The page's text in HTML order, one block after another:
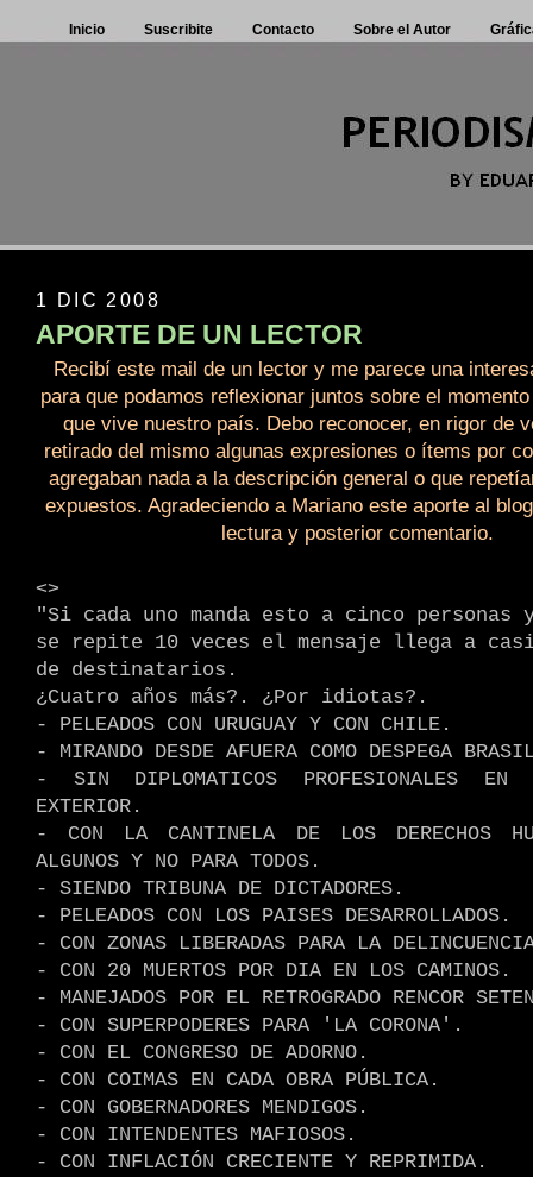
Inicio Suscribite Contacto Sobre el Autor
1 DIC 2008
APORTE DE UN LECTOR
Recibí este mail de un lector y me parece una
para que podamos reflexionar juntos sobre el
que vive nuestro país. Debo reconocer, en rigor de
retirado del mismo algunas expresiones o ítems por
agregaban nada a la descripción general o que
expuestos. Agradeciendo a Mariano este aporte al
lectura y posterior comentario.
<>
"Si cada uno manda esto a cinco personas
se repite 10 veces el mensaje llega a
de destinatarios.
¿Cuatro años más?. ¿Por idiotas?.
- PELEADOS CON URUGUAY Y CON CHILE.
- MIRANDO DESDE AFUERA COMO DESPEGA
- SIN DIPLOMATICOS PROFESIONALES EN
EXTERIOR.
- CON LA CANTINELA DE LOS DERECHOS
ALGUNOS Y NO PARA TODOS.
- SIENDO TRIBUNA DE DICTADORES.
- PELEADOS CON LOS PAISES DESARROLLADOS.
- CON ZONAS LIBERADAS PARA LA
- CON 20 MUERTOS POR DIA EN LOS CAMINOS.
- MANEJADOS POR EL RETROGRADO RENCOR
- CON SUPERPODERES PARA 'LA CORONA'.
- CON EL CONGRESO DE ADORNO.
- CON COIMAS EN CADA OBRA PÚBLICA.
- CON GOBERNADORES MENDIGOS.
- CON INTENDENTES MAFIOSOS.
- CON INFLACIÓN CRECIENTE Y REPRIMIDA.